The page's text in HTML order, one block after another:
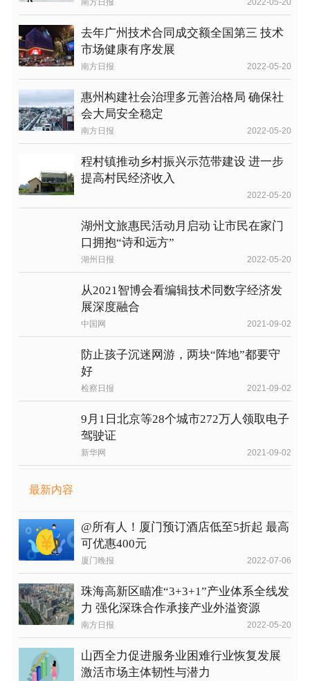
南方日报 2022-05-20
去年广州技术合同成交额全国第三 技术
市场健康有序发展
南方日报 2022-05-20
惠州构建社会治理多元善治格局 确保社
会大局安全稳定
南方日报 2022-05-20
程村镇推动乡村振兴示范带建设 进一步
提高村民经济收入
2022-05-20
湖州文旅惠民活动月启动 让市民在家门
口拥抱“诗和远方”
湖州日报 2022-05-20
从2021智博会看编辑技术同数字经济发
展深度融合
中国网 2021-09-02
防止孩子沉迷网游，两块“阵地”都要守
好
检察日报 2021-09-02
9月1日北京等28个城市272万人领取电子
驾驶证
新华网 2021-09-02
最新内容
@所有人！厦门预订酒店低至5折起 最高
可优惠400元
厦门晚报 2022-07-06
珠海高新区瞄准“3+3+1”产业体系全线发
力 强化深珠合作承接产业外溢资源
南方日报 2022-05-20
山西全力促进服务业困难行业恢复发展
激活市场主体韧性与潜力